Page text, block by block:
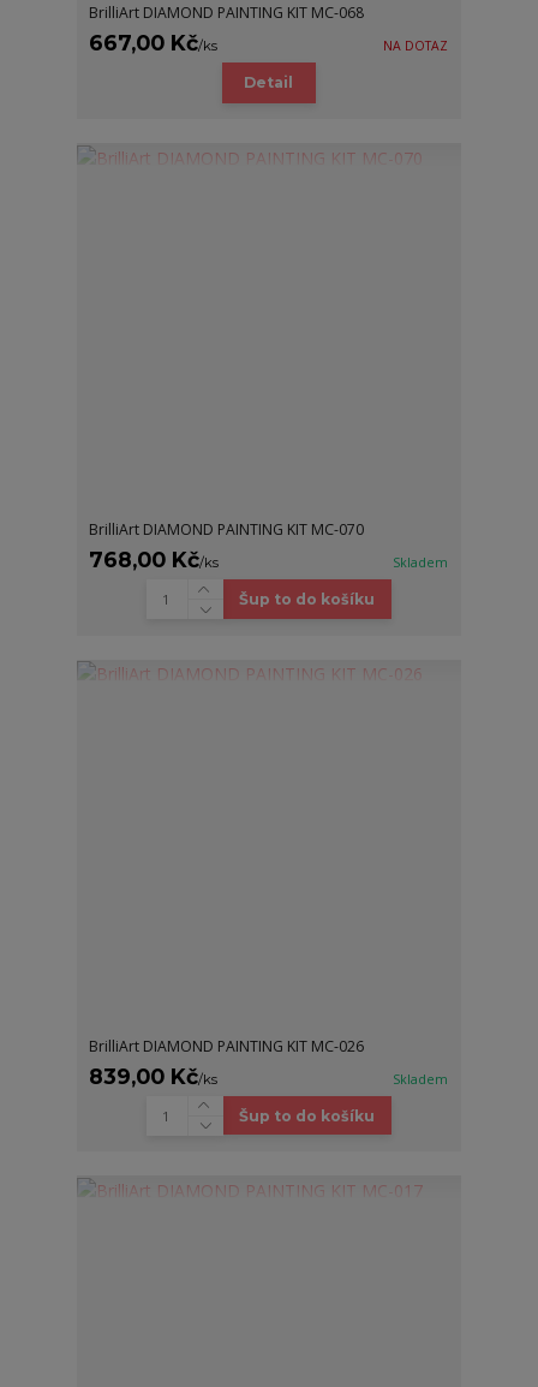
BrilliArt DIAMOND PAINTING KIT MC-068
667,00 Kč/ks NA DOTAZ
Detail
BrilliArt DIAMOND PAINTING KIT MC-070
768,00 Kč/ks Skladem
Šup to do košíku
BrilliArt DIAMOND PAINTING KIT MC-026
839,00 Kč/ks Skladem
Šup to do košíku